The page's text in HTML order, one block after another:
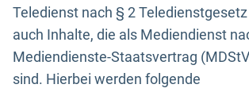
Teledienst nach § 2 Teledienstgesetz
auch Inhalte, die als Mediendienst
Mediendienste-Staatsvertrag
sind. Hierbei werden folgende